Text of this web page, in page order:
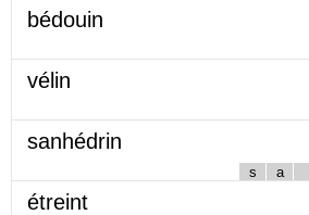
bédouin
vélin
sanhédrin
s a
étreint